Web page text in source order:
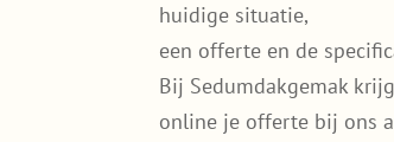
huidige situatie,
een offerte en de
Bij Sedumdakgemak
online je offerte bij ons